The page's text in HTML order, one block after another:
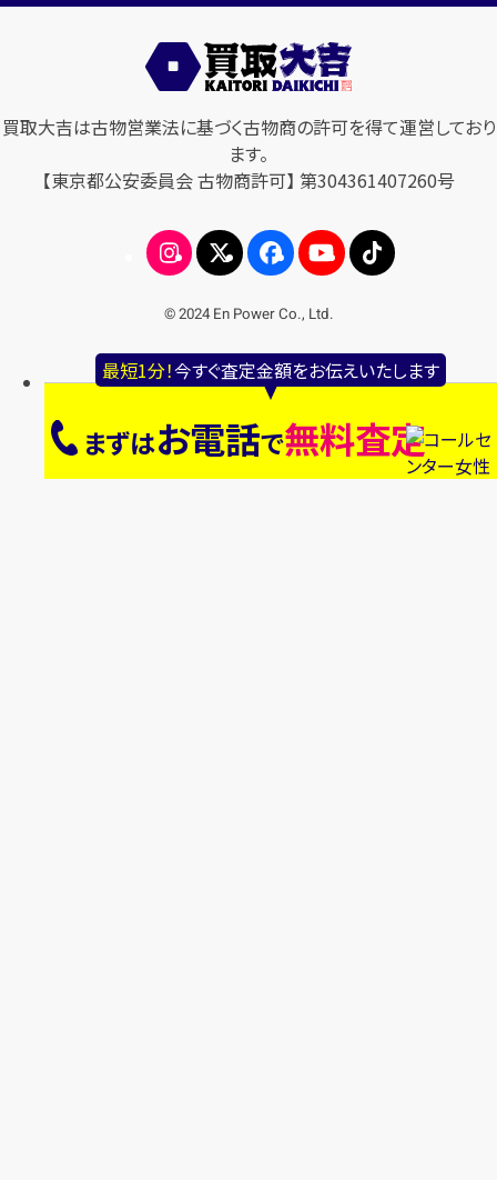
最短1分！今すぐ査定金額をお伝えいたします
まずはお電話で無料査定
買取大吉は古物営業法に基づく古物商の許可を得て運営しており
ます。
【東京都公安委員会 古物商許可】 第304361407260号
© 2024 En Power Co., Ltd.